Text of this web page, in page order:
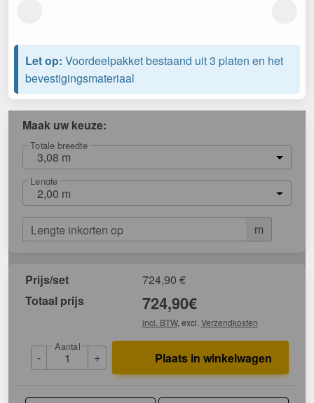
Let op: Voordeelpakket bestaand uit 3 platen en het
bevestigingsmateriaal
Maak uw keuze:
Totale breedte
3,08 m
Lengte
2,00 m
m
Lengte inkorten op
Prijs/set 724,90 €
Totaal prijs
724,90€
incl. BTW, excl. Verzendkosten
-
Aantal
+ Plaats in winkelwagen